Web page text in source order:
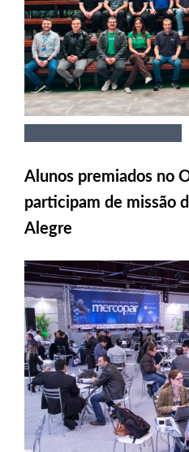
Alunos premiados no
participam de missão
Alegre